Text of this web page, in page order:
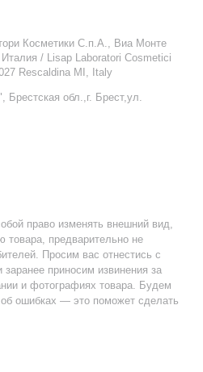
Косметики С.п.А., Виа Монте
/ Lisap Laboratori Cosmetici
Rescaldina MI, Italy
обл.,г. Брест,ул.
право изменять внешний вид,
товара, предварительно не
Просим вас отнестись с
приносим извинения за
и фотографиях товара. Будем
ошибках — это поможет сделать